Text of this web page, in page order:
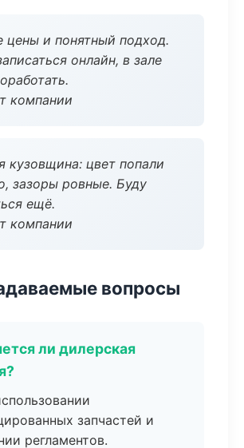
цены и понятный подход.
онлайн, в зале
компании
кузовщина: цвет попали
зазоры ровные. Буду
ещё.
компании
вопросы
ли дилерская
запчастей и
регламентов.